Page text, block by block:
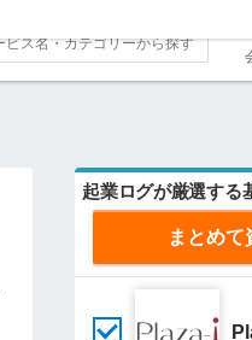
起業ログが厳選する
まとめて